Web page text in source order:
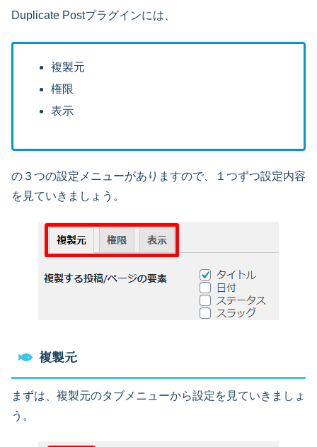
Duplicate Postプラグインには、
複製元
権限
表示
の３つの設定メニューがありますので、１つずつ設定内容
を見ていきましょう。
複製元
まずは、複製元のタブメニューから設定を見ていきましょ
う。